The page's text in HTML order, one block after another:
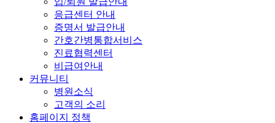
응급센터 안내
증명서 발급안내
간호간병통합서비스
진료협력센터
비급여안내
커뮤니티
병원소식
고객의 소리
홈페이지 정책